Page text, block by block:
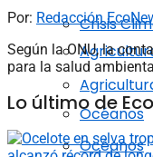
Océanos
Crisis
Océanos
Por: Redacción
Según la ONU, la
para la salud
Lo último de